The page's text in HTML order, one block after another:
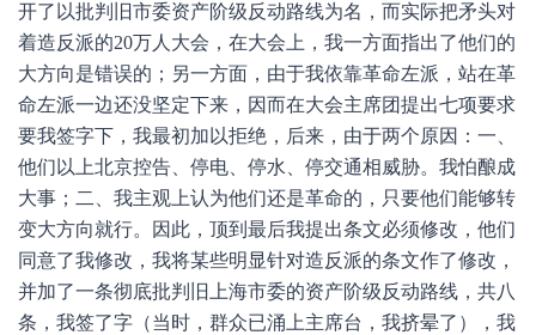
开了以批判旧市委资产阶级反动路线为名，而实际把矛头对
着造反派的20万人大会，在大会上，我一方面指出了他们的
大方向是错误的；另一方面，由于我依靠革命左派，站在革
命左派一边还没坚定下来，因而在大会主席团提出七项要求
要我签字下，我最初加以拒绝，后来，由于两个原因：一、
他们以上北京控告、停电、停水、停交通相威胁。我怕酿成
大事；二、我主观上认为他们还是革命的，只要他们能够转
变大方向就行。因此，顶到最后我提出条文必须修改，他们
同意了我修改，我将某些明显针对造反派的条文作了修改，
并加了一条彻底批判旧上海市委的资产阶级反动路线，共八
条，我签了字（当时，群众已涌上主席台，我挤晕了），我